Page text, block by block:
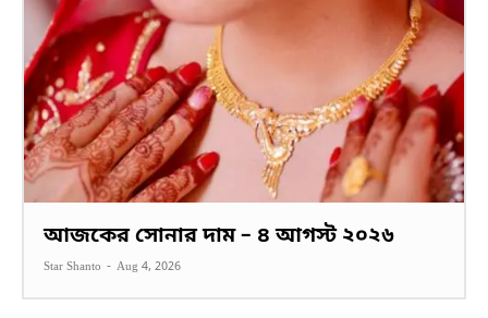
আজকের সোনার দাম – ৪ আগস্ট ২০২৬
Star Shanto - Aug 4, 2026